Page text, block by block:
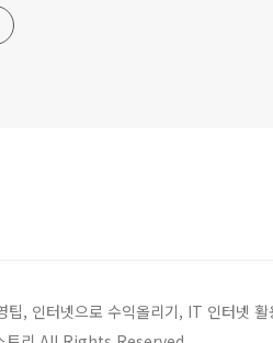
팁, 인터넷으로 수익올리기, IT 인터넷 활